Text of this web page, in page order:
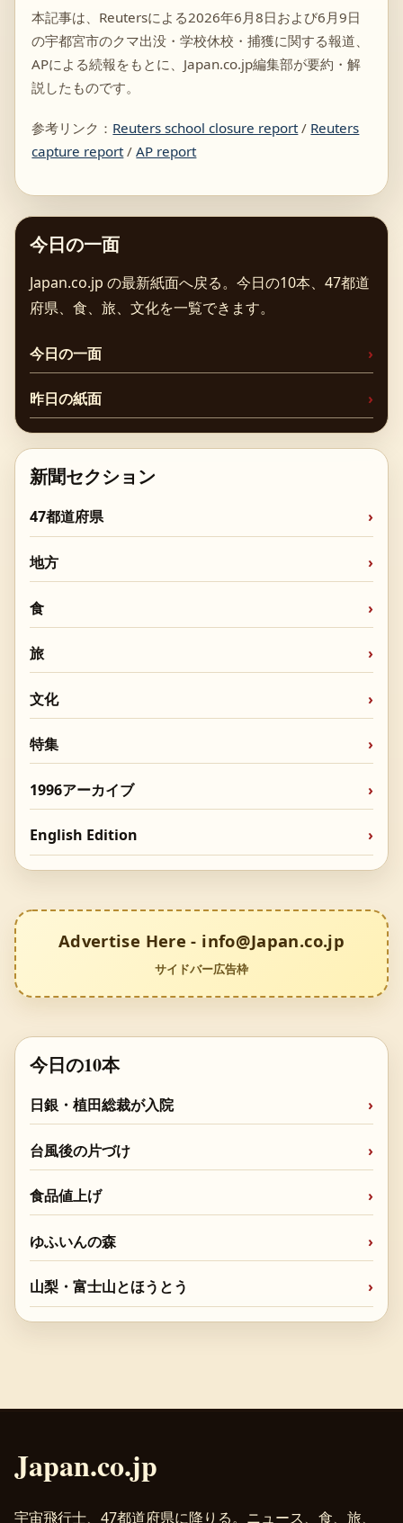
本記事は、Reutersによる2026年6月8日および6月9日
の宇都宮市のクマ出没・学校休校・捕獲に関する報道、
APによる続報をもとに、Japan.co.jp編集部が要約・解
説したものです。
参考リンク： Reuters school closure report / Reuters
capture report /AP report
今日の一面
Japan.co.jp の最新紙面へ戻る。今日の10本、47都道
府県、食、旅、文化を一覧できます。
今日の一面
昨日の紙面
新聞セクション
47都道府県
地方
食
旅
文化
特集
1996アーカイブ
English Edition
Advertise Here - info@Japan.co.jp
サイドバー広告枠
今日の10本
日銀・植田総裁が入院
台風後の片づけ
食品値上げ
ゆふいんの森
山梨・富士山とほうとう
Japan.co.jp
宇宙飛行士、47都道府県に降りる。ニュース、食、旅、